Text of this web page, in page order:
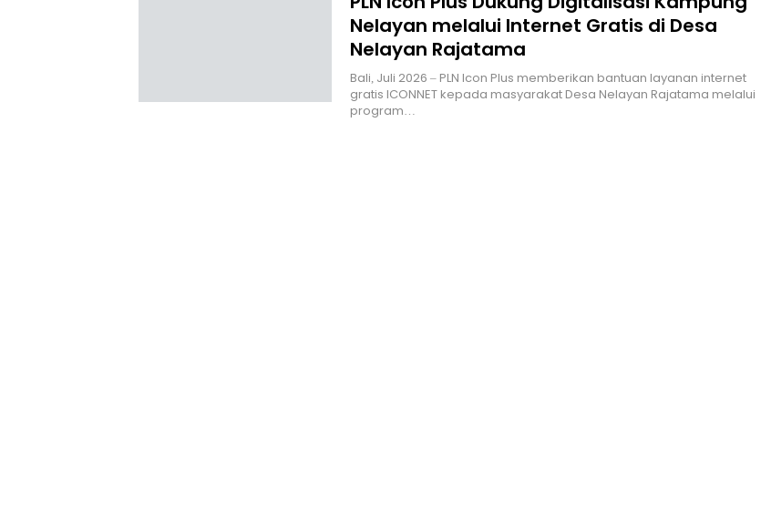
Nelayan melalui Internet Gratis di Desa
Nelayan Rajatama
Bali, Juli 2026 – PLN Icon Plus memberikan bantuan layanan internet
gratis ICONNET kepada masyarakat Desa Nelayan Rajatama melalui
program…